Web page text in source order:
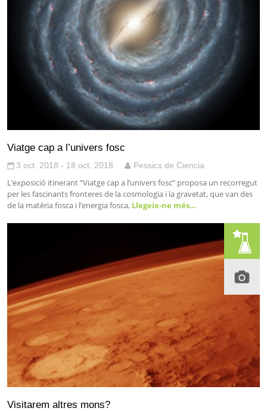
Viatge cap a l’univers fosc
3 oct. 2018 - 18 oct. 2018 Pessics de Ciencia
L’exposició itinerant “Viatge cap a l’univers fosc” proposa un recorregut
per les fascinants fronteres de la cosmologia i la gravetat, que van des
de la matèria fosca i l’energia fosca, Llegeix-ne més…
Visitarem altres mons?